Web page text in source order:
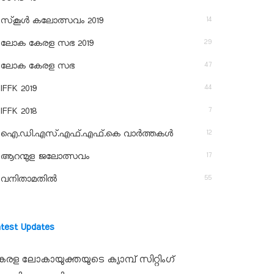
സ്‌കൂള്‍ കലോത്സവം 2019 14
ലോക കേരള സഭ 2019 29
ലോക കേരള സഭ 47
IFFK 2019 44
IFFK 2018 7
ഐ.ഡി.എസ്.എഫ്.എഫ്.കെ വാർത്തകൾ 12
ആറന്മുള ജലോത്സവം 17
വനിതാമതിൽ 55
Updates
ലോകായുക്തയുടെ ക്യാമ്പ് സിറ്റിംഗ്